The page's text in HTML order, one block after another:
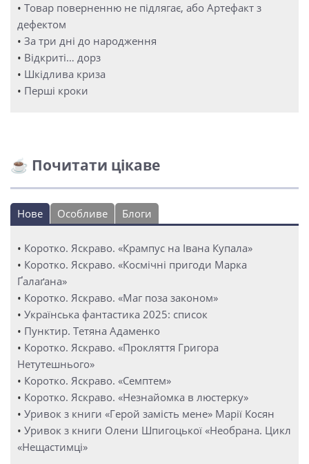
• Товар поверненню не підлягає, або Артефакт з
дефектом
• За три дні до народження
• Відкриті… дорз
• Шкідлива криза
• Перші кроки
☕ Почитати цікаве
Нове Особливе Блоги
• Коротко. Яскраво. «Крампус на Івана Купала»
• Коротко. Яскраво. «Космічні пригоди Марка
Ґалаґана»
• Коротко. Яскраво. «Маг поза законом»
• Українська фантастика 2025: список
• Пунктир. Тетяна Адаменко
• Коротко. Яскраво. «Прокляття Григора
Нетутешнього»
• Коротко. Яскраво. «Семптем»
• Коротко. Яскраво. «Незнайомка в люстерку»
• Уривок з книги «Герой замість мене» Марії Косян
• Уривок з книги Олени Шпигоцької «Необрана. Цикл
«Нещастимці»